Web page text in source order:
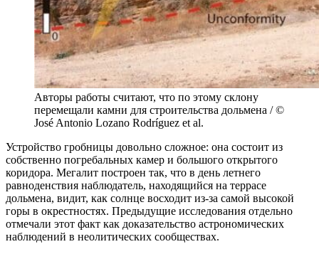
Авторы работы считают, что по этому склону
перемещали камни для строительства дольмена / ©
José Antonio Lozano Rodríguez et al.
Устройство гробницы довольно сложное: она состоит из
собственно погребальных камер и большого открытого
коридора. Мегалит построен так, что в день летнего
равноденствия наблюдатель, находящийся на террасе
дольмена, видит, как солнце восходит из-за самой высокой
горы в окрестностях. Предыдущие исследования отдельно
отмечали этот факт как доказательство астрономических
наблюдений в неолитических сообществах.